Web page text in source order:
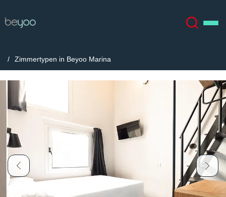
Über uns
Standorte
English (GB)
Chinese Español
Zimmertypen in Beyoo Marina